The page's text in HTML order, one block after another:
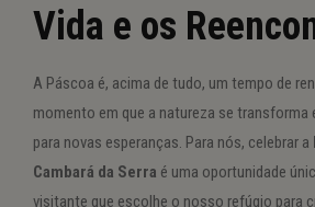
Vida e os
A Páscoa é, acima de tudo, um tempo de
momento em que a natureza se transforma
para novas esperanças. Para nós, celebrar a
Cambará da Serra é uma oportunidade
visitante que escolhe o nosso refúgio para